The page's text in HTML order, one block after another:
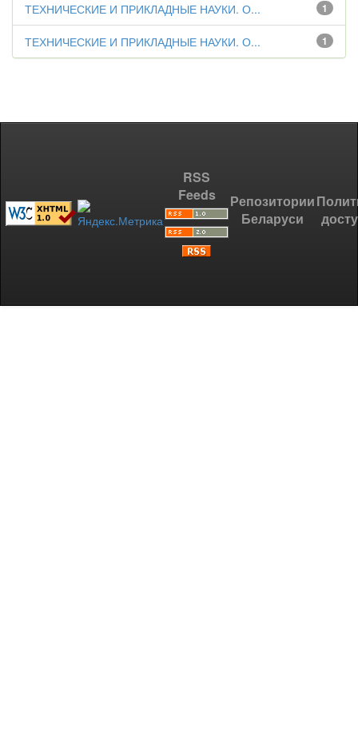
1
ТЕХНИЧЕСКИЕ И ПРИКЛАДНЫЕ НАУКИ. О...
1
ТЕХНИЧЕСКИЕ И ПРИКЛАДНЫЕ НАУКИ. О...
RSS
Feeds
Репозитории
Беларуси